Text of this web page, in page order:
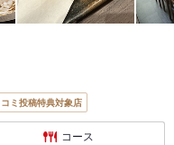
ミ投稿特典対象店
コース